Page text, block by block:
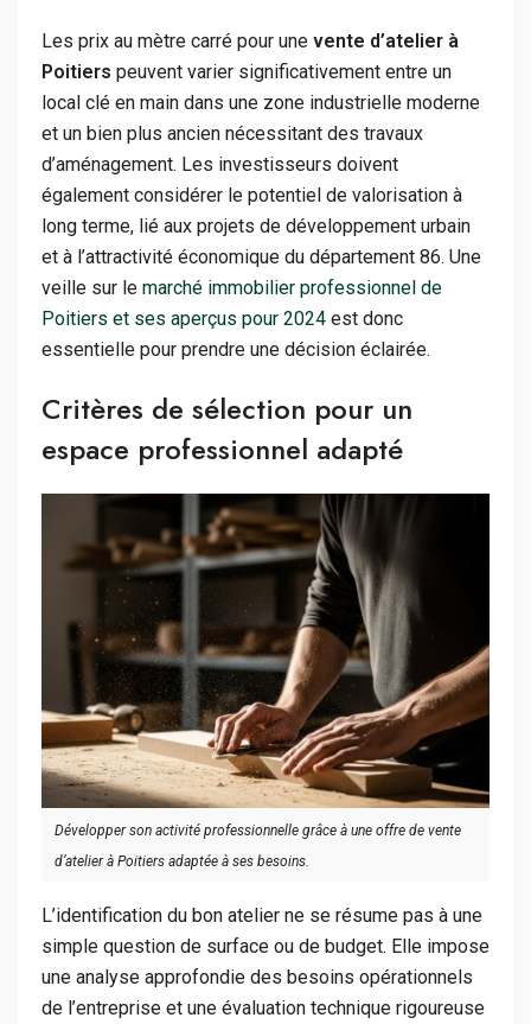
Les prix au mètre carré pour une vente d’atelier à
Poitiers peuvent varier significativement entre un
local clé en main dans une zone industrielle moderne
et un bien plus ancien nécessitant des travaux
d’aménagement. Les investisseurs doivent
également considérer le potentiel de valorisation à
long terme, lié aux projets de développement urbain
et à l’attractivité économique du département 86. Une
veille sur le marché immobilier professionnel de
Poitiers et ses aperçus pour 2024 est donc
essentielle pour prendre une décision éclairée.
Critères de sélection pour un
espace professionnel adapté
Développer son activité professionnelle grâce à une offre de vente
d’atelier à Poitiers adaptée à ses besoins.
L’identification du bon atelier ne se résume pas à une
simple question de surface ou de budget. Elle impose
une analyse approfondie des besoins opérationnels
de l’entreprise et une évaluation technique rigoureuse